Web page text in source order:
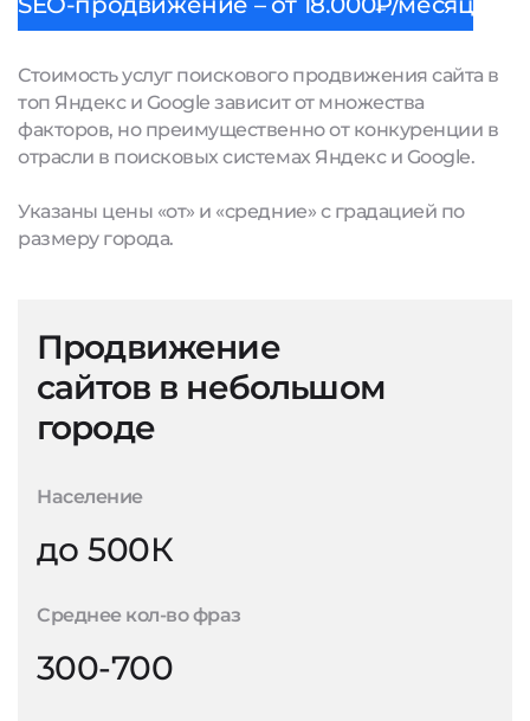
Стоимость услуг поискового продвижения сайта в
топ Яндекс и Google зависит от множества
факторов, но преимущественно от конкуренции в
отрасли в поисковых системах Яндекс и Google.
Указаны цены «от» и «средние» с градацией по
размеру города.
Продвижение
сайтов в небольшом
городе
Население
до 500К
Среднее кол-во фраз
300-700